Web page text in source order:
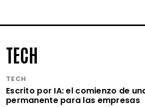
TECH
TECH
Escrito por IA: el comienzo de
permanente para las empresas